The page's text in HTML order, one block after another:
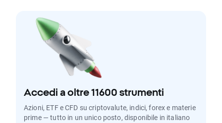
Accedi a oltre 11600 strumenti
Azioni, ETF e CFD su criptovalute, indici, forex e materie
prime — tutto in un unico posto, disponibile in italiano